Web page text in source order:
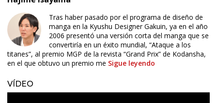
Tras haber pasado por el programa de diseño de
manga en la Kyushu Designer Gakuin, ya en el año
2006 presentó una versión corta del manga que se
convertiría en un éxito mundial, “Ataque a los
titanes”, al premio MGP de la revista “Grand Prix” de Kodansha,
en el que obtuvo un premio me Sigue leyendo
VÍDEO